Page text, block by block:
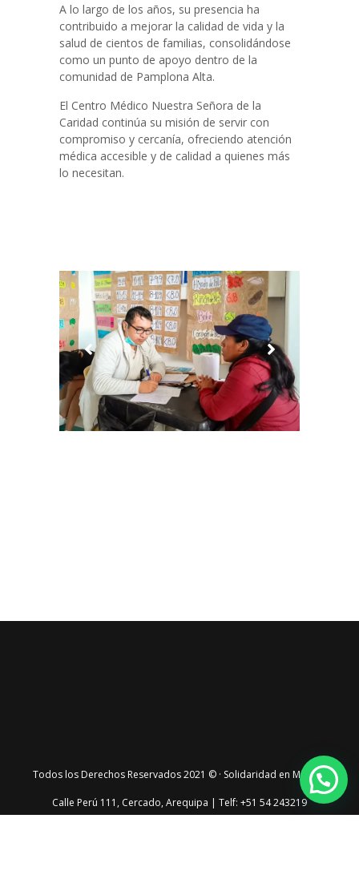
A lo largo de los años, su presencia ha
contribuido a mejorar la calidad de vida y la
salud de cientos de familias, consolidándose
como un punto de apoyo dentro de la
comunidad de Pamplona Alta.
El Centro Médico Nuestra Señora de la
Caridad continúa su misión de servir con
compromiso y cercanía, ofreciendo atención
médica accesible y de calidad a quienes más
lo necesitan.
Todos los Derechos Reservados 2021 © · Solidaridad en Marcha
Calle Perú 111, Cercado, Arequipa | Telf: +51 54 243219